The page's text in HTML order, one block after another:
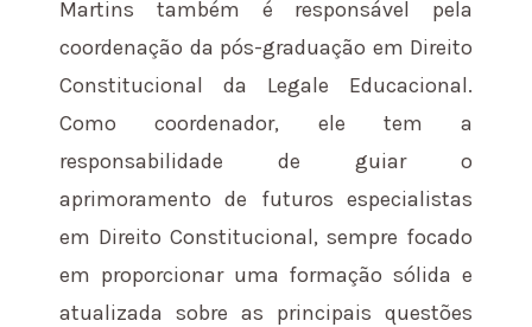
Martins também é responsável pela
coordenação da pós-graduação em Direito
Constitucional da Legale Educacional.
Como coordenador, ele tem a
responsabilidade de guiar o
aprimoramento de futuros especialistas
em Direito Constitucional, sempre focado
em proporcionar uma formação sólida e
atualizada sobre as principais questões